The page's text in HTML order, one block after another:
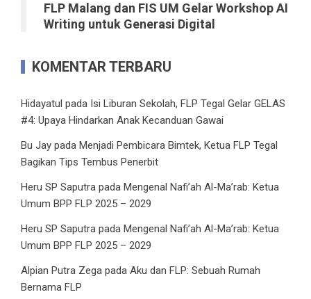
FLP Malang dan FIS UM Gelar Workshop AI
Writing untuk Generasi Digital
KOMENTAR TERBARU
Hidayatul pada Isi Liburan Sekolah, FLP Tegal Gelar GELAS
#4: Upaya Hindarkan Anak Kecanduan Gawai
Bu Jay pada Menjadi Pembicara Bimtek, Ketua FLP Tegal
Bagikan Tips Tembus Penerbit
Heru SP Saputra pada Mengenal Nafi’ah Al-Ma’rab: Ketua
Umum BPP FLP 2025 – 2029
Heru SP Saputra pada Mengenal Nafi’ah Al-Ma’rab: Ketua
Umum BPP FLP 2025 – 2029
Alpian Putra Zega pada Aku dan FLP: Sebuah Rumah
Bernama FLP